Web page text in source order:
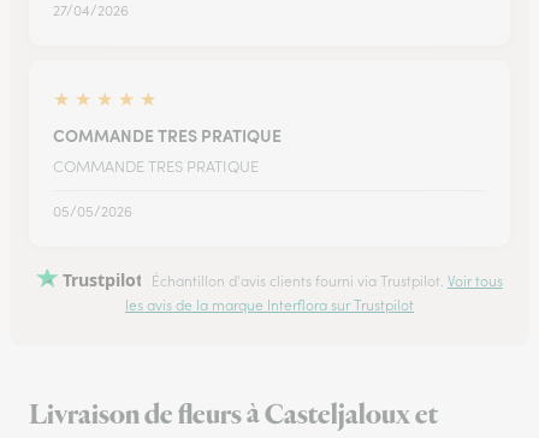
27/04/2026
★ ★ ★ ★ ★
COMMANDE TRES PRATIQUE
COMMANDE TRES PRATIQUE
05/05/2026
Trustpilot Échantillon d'avis clients fourni via Trustpilot. Voir tous
les avis de la marque Interflora sur Trustpilot
Livraison de fleurs à Casteljaloux et